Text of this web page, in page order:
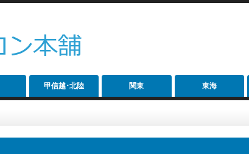
甲信越･北陸 関東 東海